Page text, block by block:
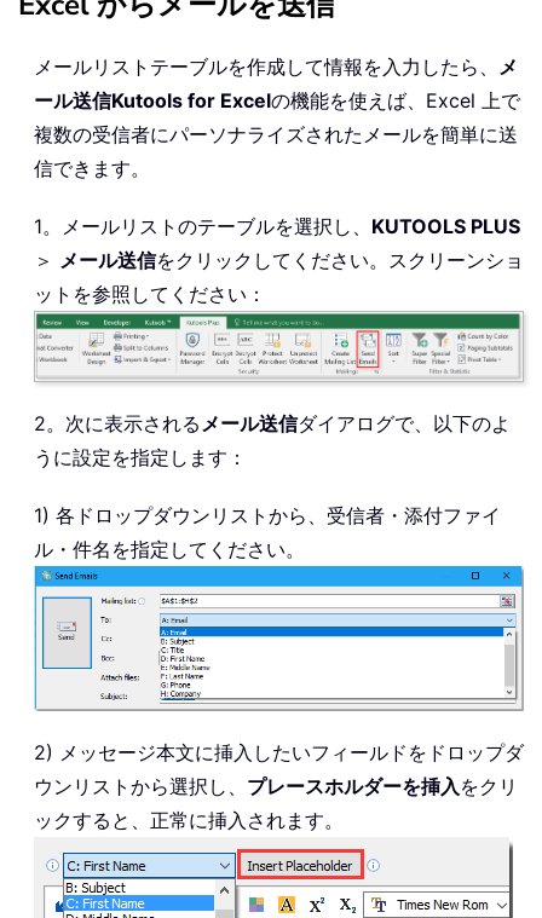
メールリストテーブルを作成して情報を入力したら、
メ
ール送信Kutools for Excelの機能を使えば、Excel 上で
複数の受信者にパーソナライズされたメールを簡単に送
信できます。
1。メールリストのテーブルを選択し、 KUTOOLS PLUS
＞ メール送信をクリックしてください。スクリーンショ
ットを参照してください：
2。次に表示される メール送信ダイアログで、以下のよ
うに設定を指定します：
1) 各ドロップダウンリストから、受信者・添付ファイ
ル・件名を指定してください。
2) メッセージ本文に挿入したいフィールドをドロップダ
ウンリストから選択し、 プレースホルダーを挿入 をクリ
ックすると、正常に挿入されます。